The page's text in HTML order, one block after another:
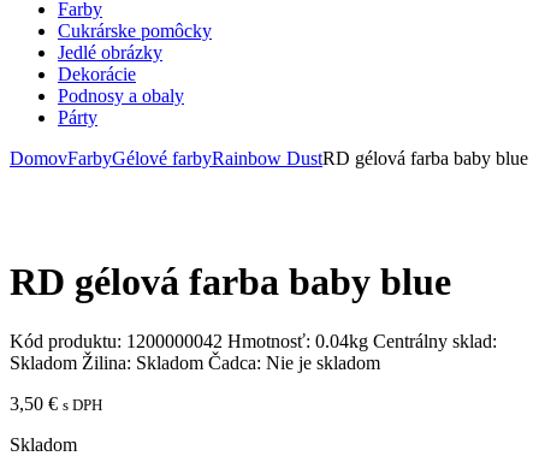
Farby
Cukrárske pomôcky
Jedlé obrázky
Dekorácie
Podnosy a obaly
Párty
DomovFarbyGélové farbyRainbow DustRD gélová farba baby blue
RD gélová farba baby blue
Kód produktu: 1200000042 Hmotnosť: 0.04kg Centrálny sklad:
Skladom Žilina: Skladom Čadca: Nie je skladom
3,50 € s DPH
Skladom